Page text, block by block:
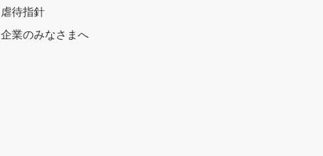
虐待指針
企業のみなさまへ